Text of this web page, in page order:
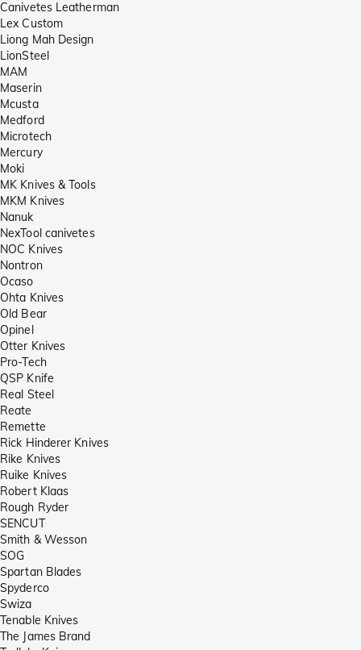
Canivetes Leatherman
Lex Custom
Liong Mah Design
LionSteel
MAM
Maserin
Mcusta
Medford
Microtech
Mercury
Moki
MK Knives & Tools
MKM Knives
Nanuk
NexTool canivetes
NOC Knives
Nontron
Ocaso
Ohta Knives
Old Bear
Opinel
Otter Knives
Pro-Tech
QSP Knife
Real Steel
Reate
Remette
Rick Hinderer Knives
Rike Knives
Ruike Knives
Robert Klaas
Rough Ryder
SENCUT
Smith & Wesson
SOG
Spartan Blades
Spyderco
Swiza
Tenable Knives
The James Brand